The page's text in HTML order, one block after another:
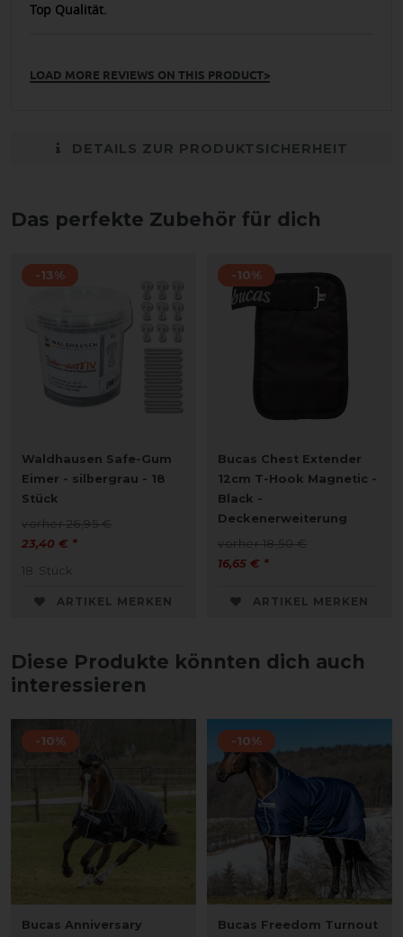
Top Qualität.
LOAD MORE REVIEWS ON THIS PRODUCT>
DETAILS ZUR PRODUKTSICHERHEIT
Das perfekte Zubehör für dich
-13%
Waldhausen Safe-Gum
Eimer - silbergrau - 18
Stück
vorher 26,95 €
23,40 € *
18 Stück
ARTIKEL MERKEN
-10%
Bucas Chest Extender
12cm T-Hook Magnetic -
Black -
Deckenerweiterung
vorher 18,50 €
16,65 € *
ARTIKEL MERKEN
Diese Produkte könnten dich auch
interessieren
-10%
Bucas Anniversary
-10%
Bucas Freedom Turnout